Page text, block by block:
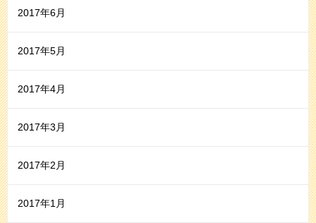
2017年6月
2017年5月
2017年4月
2017年3月
2017年2月
2017年1月